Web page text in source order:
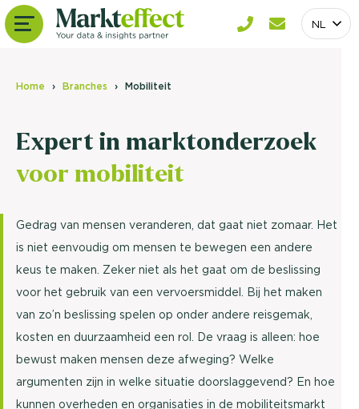
NL
Home Branches Mobiliteit
Expert in marktonderzoek
voor mobiliteit
Gedrag van mensen veranderen, dat gaat niet zomaar. Het
is niet eenvoudig om mensen te bewegen een andere
keus te maken. Zeker niet als het gaat om de beslissing
voor het gebruik van een vervoersmiddel. Bij het maken
van zo’n beslissing spelen op onder andere reisgemak,
kosten en duurzaamheid een rol. De vraag is alleen: hoe
bewust maken mensen deze afweging? Welke
argumenten zijn in welke situatie doorslaggevend? En hoe
kunnen overheden en organisaties in de mobiliteitsmarkt